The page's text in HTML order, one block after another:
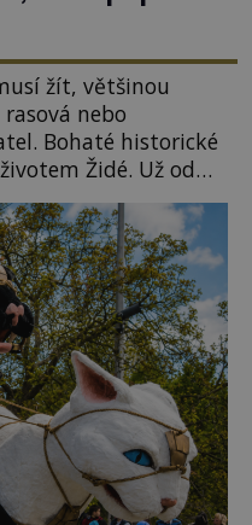
žít, většinou
nebo
Bohaté historické
Židé. Už od
chvíli nuceni v
patří i římské
Pokud jde o vztah
chlubit. […]